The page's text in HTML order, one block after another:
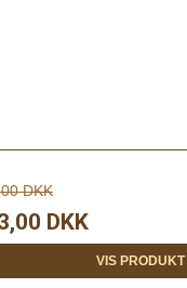
DKK
DKK
VIS PRODUKT